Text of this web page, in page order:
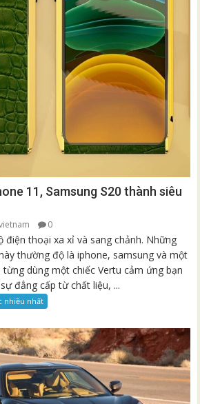
11, Samsung S20 thành siêu
0
điện thoại xa xỉ và sang chảnh. Những
thường độ là iphone, samsung và một
dùng một chiếc Vertu cảm ứng bạn
đẳng cấp từ chất liệu, ...
nhiều nhất